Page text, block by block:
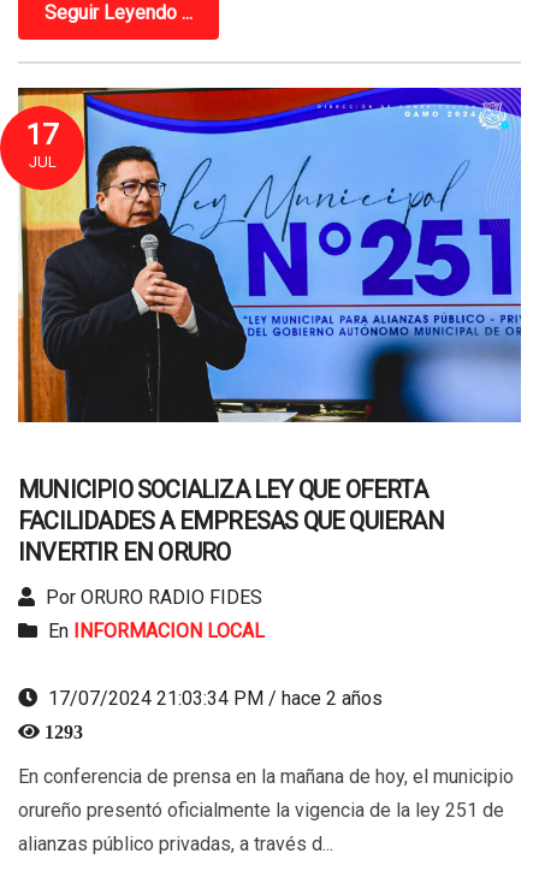
Seguir Leyendo ...
17
JUL
MUNICIPIO SOCIALIZA LEY QUE OFERTA
FACILIDADES A EMPRESAS QUE QUIERAN
INVERTIR EN ORURO
Por ORURO RADIO FIDES
En INFORMACION LOCAL
17/07/2024 21:03:34 PM / hace 2 años
1293
En conferencia de prensa en la mañana de hoy, el municipio
orureño presentó oficialmente la vigencia de la ley 251 de
alianzas público privadas, a través d...